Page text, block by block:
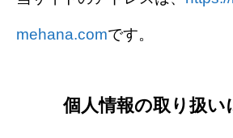
mehana.comです。
個人情報の取り扱い